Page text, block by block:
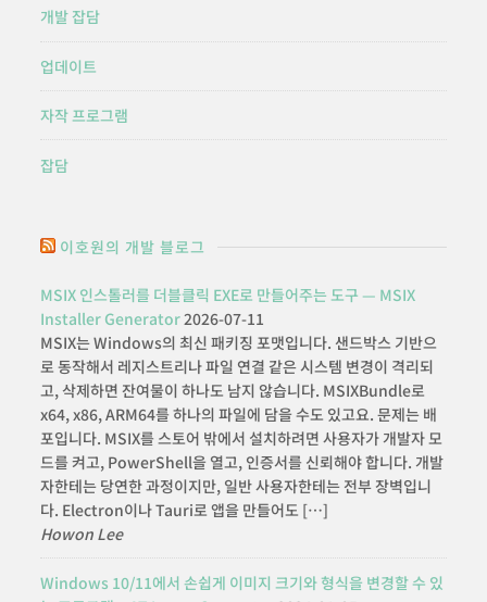
개발 잡담
업데이트
자작 프로그램
잡담
이호원의 개발 블로그
MSIX 인스톨러를 더블클릭 EXE로 만들어주는 도구 — MSIX
Installer Generator2026-07-11
MSIX는 Windows의 최신 패키징 포맷입니다. 샌드박스 기반으
로 동작해서 레지스트리나 파일 연결 같은 시스템 변경이 격리되
고, 삭제하면 잔여물이 하나도 남지 않습니다. MSIXBundle로
x64, x86, ARM64를 하나의 파일에 담을 수도 있고요. 문제는 배
포입니다. MSIX를 스토어 밖에서 설치하려면 사용자가 개발자 모
드를 켜고, PowerShell을 열고, 인증서를 신뢰해야 합니다. 개발
자한테는 당연한 과정이지만, 일반 사용자한테는 전부 장벽입니
다. Electron이나 Tauri로 앱을 만들어도 […]
Howon Lee
Windows 10/11에서 손쉽게 이미지 크기와 형식을 변경할 수 있